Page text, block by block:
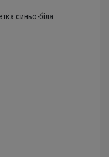
синьо-біла